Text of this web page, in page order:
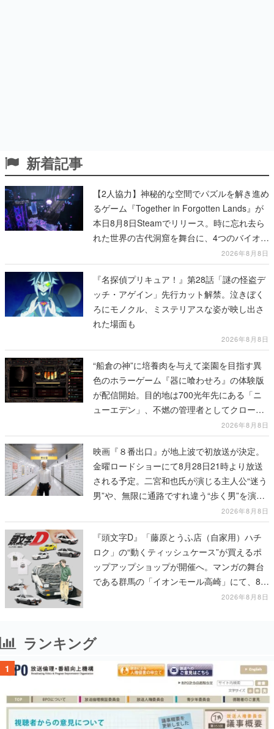
新着記事
【2人協力】神秘的な空間でパズルを解き進め
るゲーム『Together in Forgotten Lands』が
本日8月8日Steamでリリース。時に忘れ去ら
れた世界の古代洞窟を舞台に、4つのバイオー
2026年8月8日
『名探偵プリキュア！』第28話「謎の怪盗デ
ッチ・アゲイン」先行カット解禁。泣きぼく
ろにモノクル、ミステリアスな姿が映し出さ
れた場面も
2026年8月8日
“船倉の神”に培養肉を与えて楽園を目指す異
色のホラーゲーム『器に喰わせろ』の体験版
が配信開始。目的地は700光年先にある「ニ
ューエデン」、不燃の管理者としてクローン
人間を増やし、加工して神に捧げる2026年8月8日
映画『８番出口』が地上波で初放送が決定。
金曜ロードショーにて8月28日21時より放送
される予定。二宮和也氏が演じる主人公“迷う
男”や、無限に通路ですれ違う“歩く男”を演じ
2026年8月8日
『頭文字D』「藤原とうふ店（自家用）ハチ
ロク」の“動くティッシュケース”が買えるポ
ップアップショップが開催へ。マンガの舞台
である群馬の「イオンモール高崎」にて、8月
11日から8月20日までの期間限定で開催予定
2026年8月8日
ランキング
1